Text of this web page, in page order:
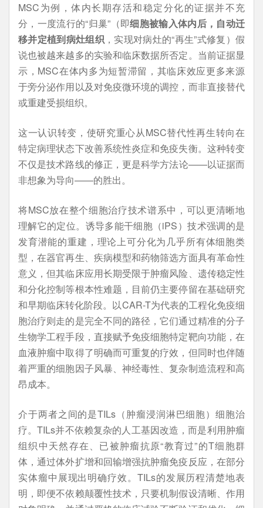
MSC为例，体内长期存活和稳定分化的证据并不充
分，一度流行的“归巢”（即细胞被输入体内后，自动迁
移并定植到病灶组织 ，实现对病灶的“再生”式修复）假
说也被越来越多的实验和临床数据所否定。当前证据显
示，MSC在体内多为短暂滞留，其临床效应更多来源
于旁分泌作用以及对免疫微环境的调控，而非直接替代
或重建受损组织。
这一认识转变，使研究重心从MSC替代性再生转向在
特定病理状态下改善系统性炎症和免疫失衡。这种转变
不仅是技术路线的修正，更是科学方法论——以证据而
非想象为导向——的胜出。
将MSC放在整个细胞治疗技术谱系中，可以更清晰地
理解它的定位。诱导多能干细胞（iPS）技术强调的是
发育潜能的重建，理论上可分化为几乎所有体细胞类
型，在器官再生、疾病模型和药物筛选方面具有革命性
意义，但其临床应用长期受限于肿瘤风险、遗传稳定性
和分化控制等根本性难题，目前仍主要停留在基础研究
和早期临床转化阶段。以CAR-T为代表的工程化免疫细
胞治疗则走的是完全不同的路径，它们通过精准的分子
生物学工程手段，直接赋予免疫细胞特定靶向功能，在
血液肿瘤中取得了明确而可重复的疗效，但同时也伴随
着严重的细胞因子风暴、神经毒性、复杂制造流程和高
昂成本。
介于两者之间的是TILs（肿瘤浸润淋巴细胞）细胞治
疗。TILs并不依赖复杂的人工基因改造，而是利用肿瘤
组织中天然存在、已被肿瘤抗原“教育过”的T细胞群
体，通过体外扩增和回输增强抗肿瘤免疫反应，在部分
实体瘤中展现出明确疗效。TILs的发展历程清楚地表
明，即便不依赖颠覆性技术，只要机制假设清晰、作用